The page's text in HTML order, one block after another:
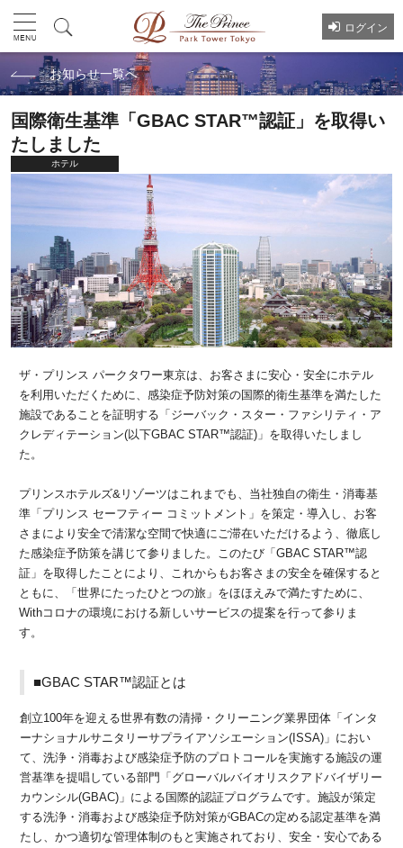
ログイン
お知らせ一覧へ
国際衛生基準「GBAC STAR™認証」を取得い
たしました
ホテル
ザ・プリンス パークタワー東京は、お客さまに安心・安全にホテル
を利用いただくために、感染症予防対策の国際的衛生基準を満たした
施設であることを証明する「ジーバック・スター・ファシリティ・ア
クレディテーション(以下GBAC STAR™認証)」を取得いたしまし
た。
プリンスホテルズ&リゾーツはこれまでも、当社独自の衛生・消毒基
準「プリンス セーフティー コミットメント」を策定・導入し、お客
さまにより安全で清潔な空間で快適にご滞在いただけるよう、徹底し
た感染症予防策を講じて参りました。このたび「GBAC STAR™認
証」を取得したことにより、これからもお客さまの安全を確保すると
ともに、「世界にたったひとつの旅」をほほえみで満たすために、
Withコロナの環境における新しいサービスの提案を行って参りま
す。
■GBAC STAR™認証とは
創立100年を迎える世界有数の清掃・クリーニング業界団体「インタ
ーナショナルサニタリーサプライアソシエーション(ISSA)」におい
て、洗浄・消毒および感染症予防のプロトコールを実施する施設の運
営基準を提唱している部門「グローバルバイオリスクアドバイザリー
カウンシル(GBAC)」による国際的認証プログラムです。施設が策定
する洗浄・消毒および感染症予防対策がGBACの定める認定基準を満
たし、かつ適切な管理体制のもと実施されており、安全・安心である